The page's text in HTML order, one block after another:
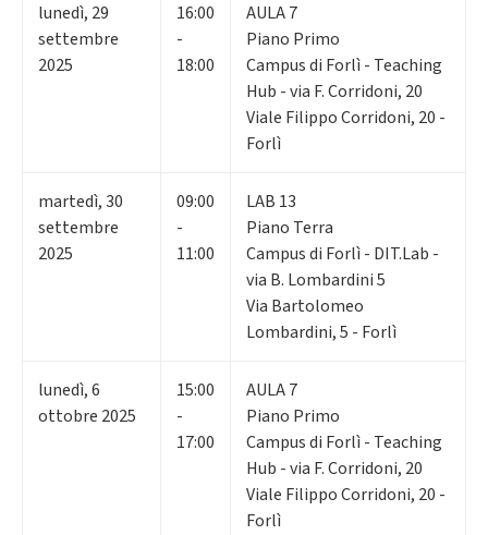
lunedì, 29
settembre
2025
16:00
-
18:00
AULA 7
Piano Primo
Campus di Forlì - Teaching
Hub - via F. Corridoni, 20
Viale Filippo Corridoni, 20 -
Forlì
martedì,30
settembre
2025
09:00
-
11:00
LAB 13
Piano Terra
Campus di Forlì - DIT.Lab -
via B. Lombardini 5
Via Bartolomeo
Lombardini, 5 - Forlì
lunedì,6
ottobre 2025
15:00
-
17:00
AULA 7
Piano Primo
Campus di Forlì - Teaching
Hub - via F. Corridoni, 20
Viale Filippo Corridoni, 20 -
Forlì